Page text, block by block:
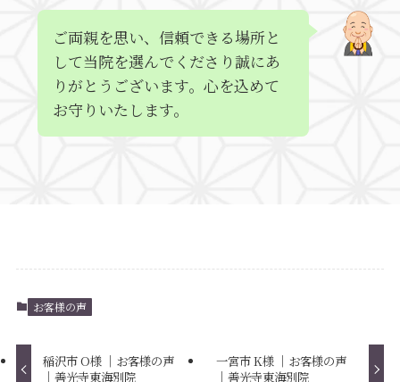
ご両親を思い、信頼できる場所と
して当院を選んでくださり誠にあ
りがとうございます。心を込めて
お守りいたします。
お客様の声
稲沢市 O様 ｜お客様の声
｜善光寺東海別院
一宮市 K様 ｜お客様の声
｜善光寺東海別院